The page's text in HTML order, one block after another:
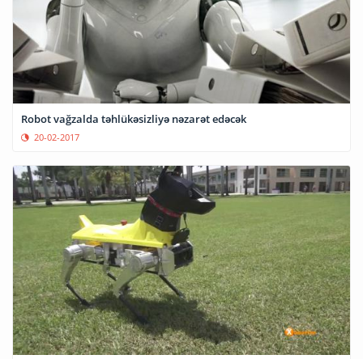
Robot vağzalda təhlükəsizliyə nəzarət edəcək
20-02-2017